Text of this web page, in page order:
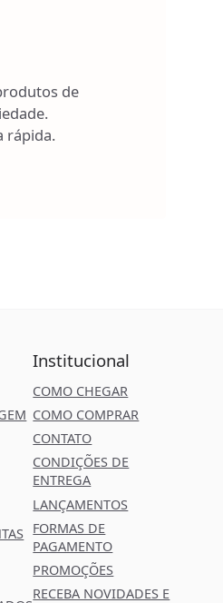
de
rápida.
Institucional
COMO CHEGAR
COMO COMPRAR
CONTATO
CONDIÇÕES DE
ENTREGA
LANÇAMENTOS
FORMAS DE
PAGAMENTO
PROMOÇÕES
RECEBA NOVIDADES E